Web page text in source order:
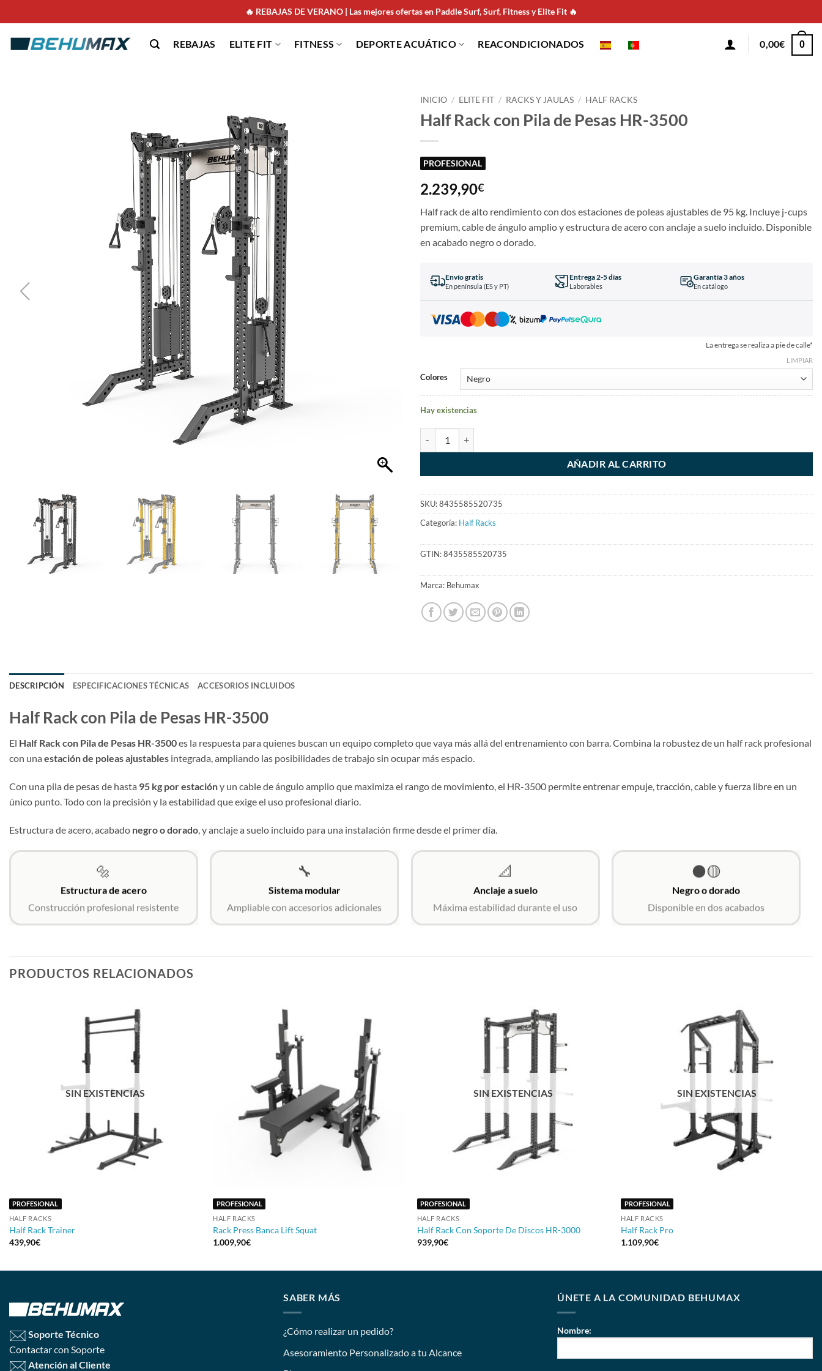
🔥 REBAJAS DE VERANO | Las mejores ofertas en Paddle Surf, Surf, Fitness y Elite Fit 🔥
REBAJAS ELITE FIT FITNESS DEPORTE ACUÁTICO REACONDICIONADOS 0,00€ 0
INICIO / ELITE FIT / RACKS Y JAULAS / HALF RACKS
Half Rack con Pila de Pesas HR-3500
PROFESIONAL
2.239,90€
Half rack de alto rendimiento con dos estaciones de poleas ajustables de 95 kg. Incluye j-cups
premium, cable de ángulo amplio y estructura de acero con anclaje a suelo incluido. Disponible
en acabado negro o dorado.
Envío gratis
En península (ES y PT)
Entrega 2-5 días
Laborables
Garantía 3 años
En catálogo
La entrega se realiza a pie de calle*
Colores
LIMPIAR
Hay existencias
AÑADIR AL CARRITO
SKU:8435585520735
Categoría: Half Racks
GTIN:8435585520735
Marca: Behumax
DESCRIPCIÓN ESPECIFICACIONES TÉCNICAS ACCESORIOS INCLUIDOS
Half Rack con Pila de Pesas HR-3500
El Half Rack con Pila de Pesas HR-3500es la respuesta para quienes buscan un equipo completo que vaya más allá del entrenamiento con barra. Combina la robustez de un half rack profesional
con una estación de poleas ajustables integrada, ampliando las posibilidades de trabajo sin ocupar más espacio.
Con una pila de pesas de hasta 95 kg por estacióny un cable de ángulo amplio que maximiza el rango de movimiento, el HR-3500 permite entrenar empuje, tracción, cable y fuerza libre en un
único punto. Todo con la precisión y la estabilidad que exige el uso profesional diario.
Estructura de acero, acabado negro o dorado, y anclaje a suelo incluido para una instalación firme desde el primer día.
🔩
Estructura de acero
Construcción profesional resistente
🔧
Sistema modular
Ampliable con accesorios adicionales
📐
Anclaje a suelo
Máxima estabilidad durante el uso
⚫🟡
Negro o dorado
Disponible en dos acabados
PRODUCTOS RELACIONADOS
SIN EXISTENCIAS
PROFESIONAL
HALF RACKS
Half Rack Trainer
439,90€
PROFESIONAL
HALF RACKS
Rack Press Banca Lift Squat
1.009,90€
SIN EXISTENCIAS
PROFESIONAL
HALF RACKS
Half Rack Con Soporte De Discos HR-3000
939,90€
SIN EXISTENCIAS
PROFESIONAL
HALF RACKS
Half Rack Pro
1.109,90€
Soporte Técnico
Contactar con Soporte
Atención al Cliente
SABER MÁS
¿Cómo realizar un pedido?
Asesoramiento Personalizado a tu Alcance
ÚNETE A LA COMUNIDAD BEHUMAX
Nombre: